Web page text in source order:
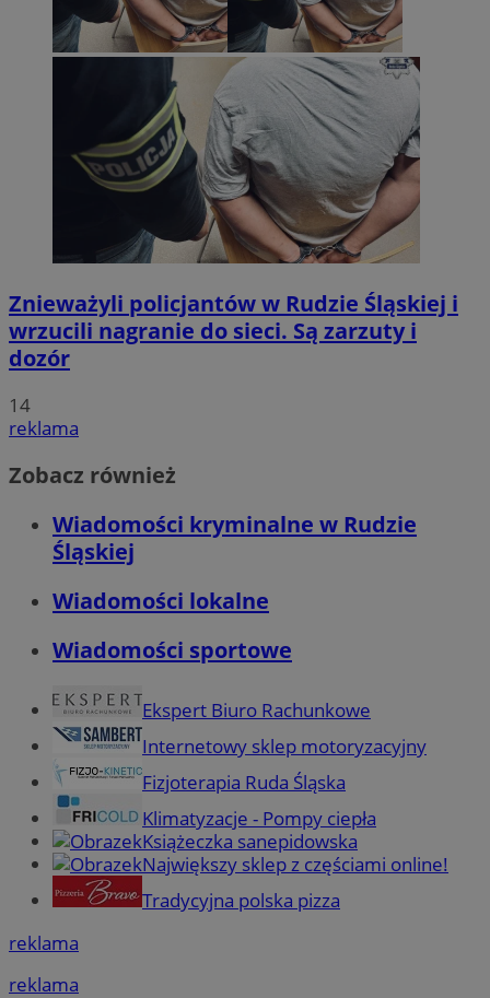
Znieważyli policjantów w Rudzie Śląskiej i
wrzucili nagranie do sieci. Są zarzuty i
dozór
14
reklama
Zobacz również
Wiadomości kryminalne w Rudzie
Śląskiej
Wiadomości lokalne
Wiadomości sportowe
Ekspert Biuro Rachunkowe
Internetowy sklep motoryzacyjny
Fizjoterapia Ruda Śląska
Klimatyzacje - Pompy ciepła
Książeczka sanepidowska
Największy sklep z częściami online!
Tradycyjna polska pizza
reklama
reklama